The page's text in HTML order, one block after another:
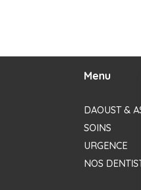
Menu
DAOUST &
SOINS
URGENCE
NOS